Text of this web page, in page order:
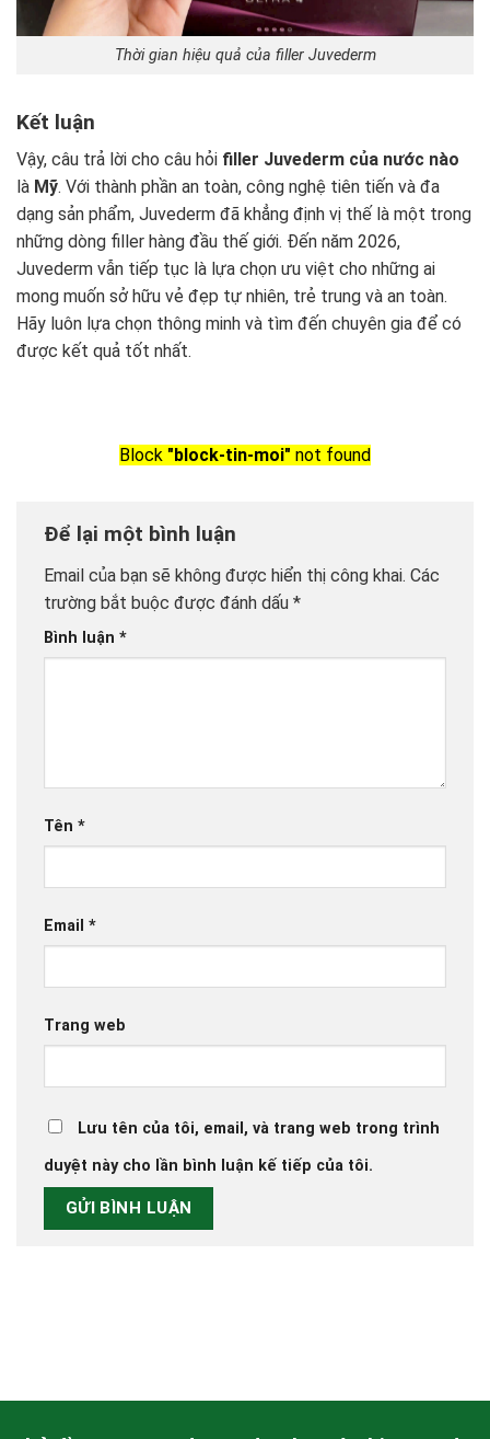
Thời gian hiệu quả của filler Juvederm
Kết luận
Vậy, câu trả lời cho câu hỏi filler Juvederm của nước nào
là Mỹ. Với thành phần an toàn, công nghệ tiên tiến và đa
dạng sản phẩm, Juvederm đã khẳng định vị thế là một trong
những dòng filler hàng đầu thế giới. Đến năm 2026,
Juvederm vẫn tiếp tục là lựa chọn ưu việt cho những ai
mong muốn sở hữu vẻ đẹp tự nhiên, trẻ trung và an toàn.
Hãy luôn lựa chọn thông minh và tìm đến chuyên gia để có
được kết quả tốt nhất.
Block "block-tin-moi" not found
Để lại một bình luận
Email của bạn sẽ không được hiển thị công khai. Các
trường bắt buộc được đánh dấu *
Bình luận *
Tên *
Email *
Trang web
Lưu tên của tôi, email, và trang web trong trình
duyệt này cho lần bình luận kế tiếp của tôi.